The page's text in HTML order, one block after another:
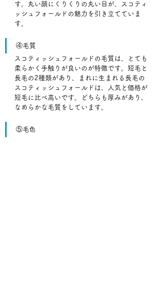
す。丸い顔にくりくりの丸い目が、スコティ
ッシュフォールドの魅力を引き立てていま
す。
④毛質
スコティッシュフォールドの毛質は、とても
柔らかく手触りが良いのが特徴です。短毛と
長毛の2種類があり、まれに生まれる長毛の
スコティッシュフォールドは、人気と価格が
短毛に比べ高いです。どちらも厚みがあり、
なめらかな毛質をしています。
⑤毛色